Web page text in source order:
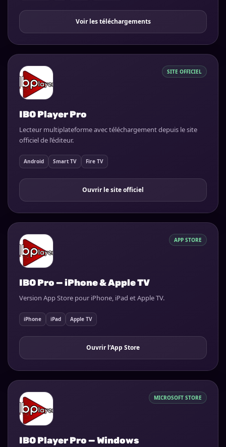
Voir les téléchargements
SITE OFFICIEL
IBO Player Pro
Lecteur multiplateforme avec téléchargement depuis le site
officiel de l’éditeur.
Android Smart TV Fire TV
Ouvrir le site officiel
APP STORE
IBO Pro — iPhone & Apple TV
Version App Store pour iPhone, iPad et Apple TV.
iPhone iPad Apple TV
Ouvrir l’App Store
MICROSOFT STORE
IBO Player Pro — Windows